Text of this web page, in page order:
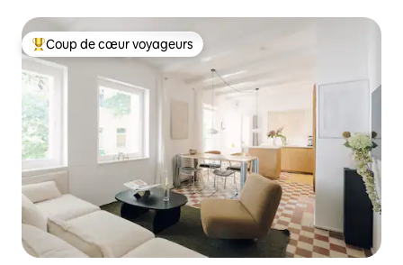
Coup de cœur voyageurs parmi les plus aimés
Coup de cœur voyageurs